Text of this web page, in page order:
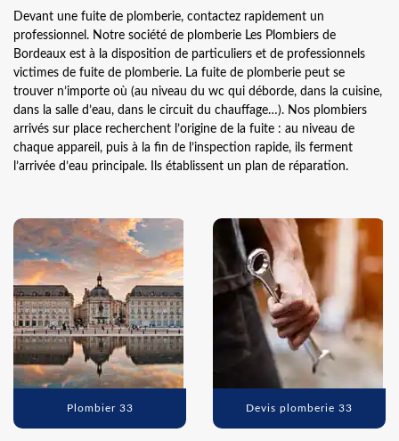
Devant une fuite de plomberie, contactez rapidement un
professionnel. Notre société de plomberie Les Plombiers de
Bordeaux est à la disposition de particuliers et de professionnels
victimes de fuite de plomberie. La fuite de plomberie peut se
trouver n’importe où (au niveau du wc qui déborde, dans la cuisine,
dans la salle d’eau, dans le circuit du chauffage…). Nos plombiers
arrivés sur place recherchent l’origine de la fuite : au niveau de
chaque appareil, puis à la fin de l’inspection rapide, ils ferment
l’arrivée d’eau principale. Ils établissent un plan de réparation.
Plombier 33 Devis plomberie 33